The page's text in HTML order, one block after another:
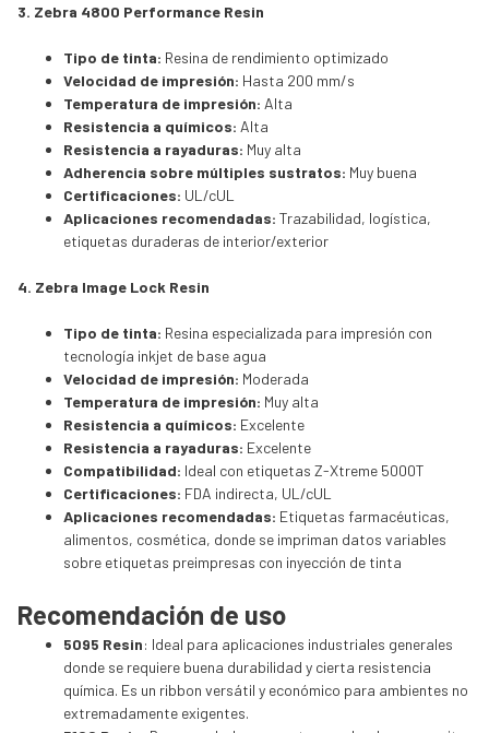
3. Zebra 4800 Performance Resin
Tipo de tinta: Resina de rendimiento optimizado
Velocidad de impresión: Hasta 200 mm/s
Temperatura de impresión: Alta
Resistencia a químicos: Alta
Resistencia a rayaduras: Muy alta
Adherencia sobre múltiples sustratos: Muy buena
Certificaciones: UL/cUL
Aplicaciones recomendadas: Trazabilidad, logística,
etiquetas duraderas de interior/exterior
4. Zebra Image Lock Resin
Tipo de tinta: Resina especializada para impresión con
tecnología inkjet de base agua
Velocidad de impresión: Moderada
Temperatura de impresión: Muy alta
Resistencia a químicos: Excelente
Resistencia a rayaduras: Excelente
Compatibilidad: Ideal con etiquetas Z-Xtreme 5000T
Certificaciones: FDA indirecta, UL/cUL
Aplicaciones recomendadas: Etiquetas farmacéuticas,
alimentos, cosmética, donde se impriman datos variables
sobre etiquetas preimpresas con inyección de tinta
Recomendación de uso
5095 Resin: Ideal para aplicaciones industriales generales
donde se requiere buena durabilidad y cierta resistencia
química. Es un ribbon versátil y económico para ambientes no
extremadamente exigentes.